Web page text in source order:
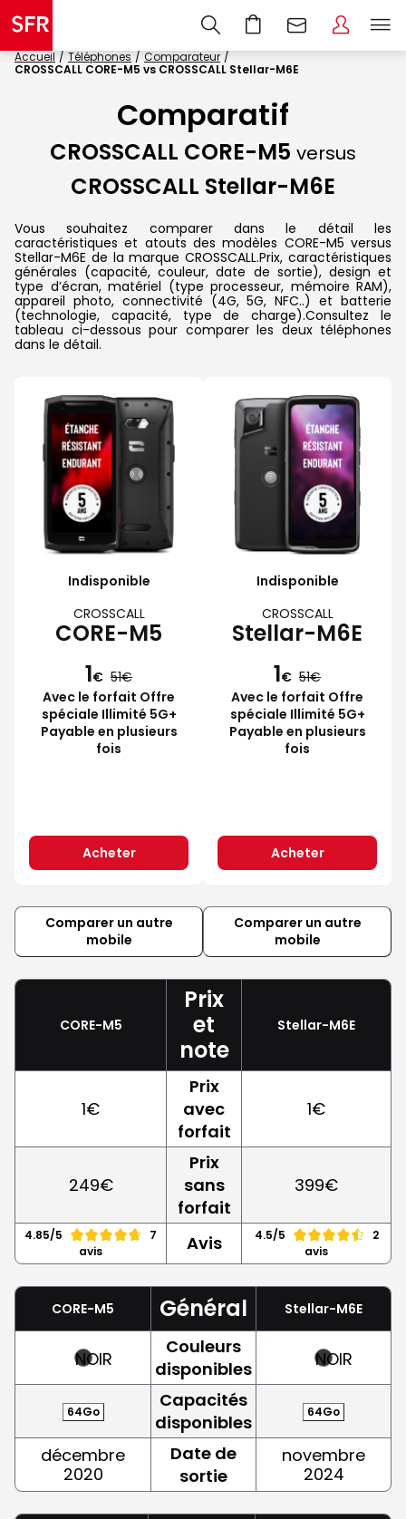
Accueil Téléphones
Comparateur
CROSSCALL CORE-M5 vs CROSSCALL Stellar-M6E
Comparatif
CROSSCALL CORE-M5 versus
CROSSCALL Stellar-M6E
Vous souhaitez comparer dans le détail les
caractéristiques et atouts des modèles CORE-M5 versus
Stellar-M6E de la marque CROSSCALL.Prix, caractéristiques
générales (capacité, couleur, date de sortie), design et
type d’écran, matériel (type processeur, mémoire RAM),
appareil photo, connectivité (4G, 5G, NFC..) et batterie
(technologie, capacité, type de charge).Consultez le
tableau ci-dessous pour comparer les deux téléphones
dans le détail.
Indisponible
CROSSCALL
CORE-M5
1€ 51
Avec le forfait Offre
spéciale Illimité 5G+
Payable en plusieurs
fois
Acheter
Indisponible
CROSSCALL
Stellar-M6E
1€ 51
Avec le forfait Offre
spéciale Illimité 5G+
Payable en plusieurs
fois
Acheter
Comparer un autre
mobile
Comparer un autre
mobile
CORE-M5
Prix
et
note
Stellar-M6E
1€
Prix
avec
forfait
1€
249€
Prix
sans
forfait
399€
4.85/5
7
avis
Avis 4.5/5
2
avis
CORE-M5 Général Stellar-M6E
NOIR
Couleurs
disponibles
NOIR
64Go
Capacités
disponibles
64Go
décembre
2020
Date de
sortie
novembre
2024